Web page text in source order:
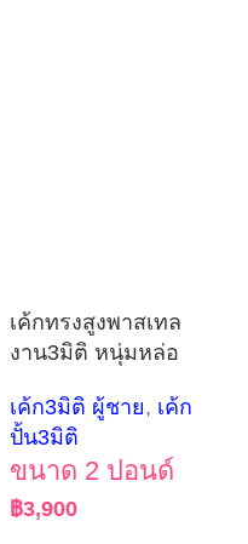
เค้กทรงสูงพาสเทล
งาน3มิติ หนุ่มหล่อ
เค้ก3มิติ ผู้ชาย, เค้ก
ปั้น3มิติ
ขนาด 2 ปอนด์
฿3,900